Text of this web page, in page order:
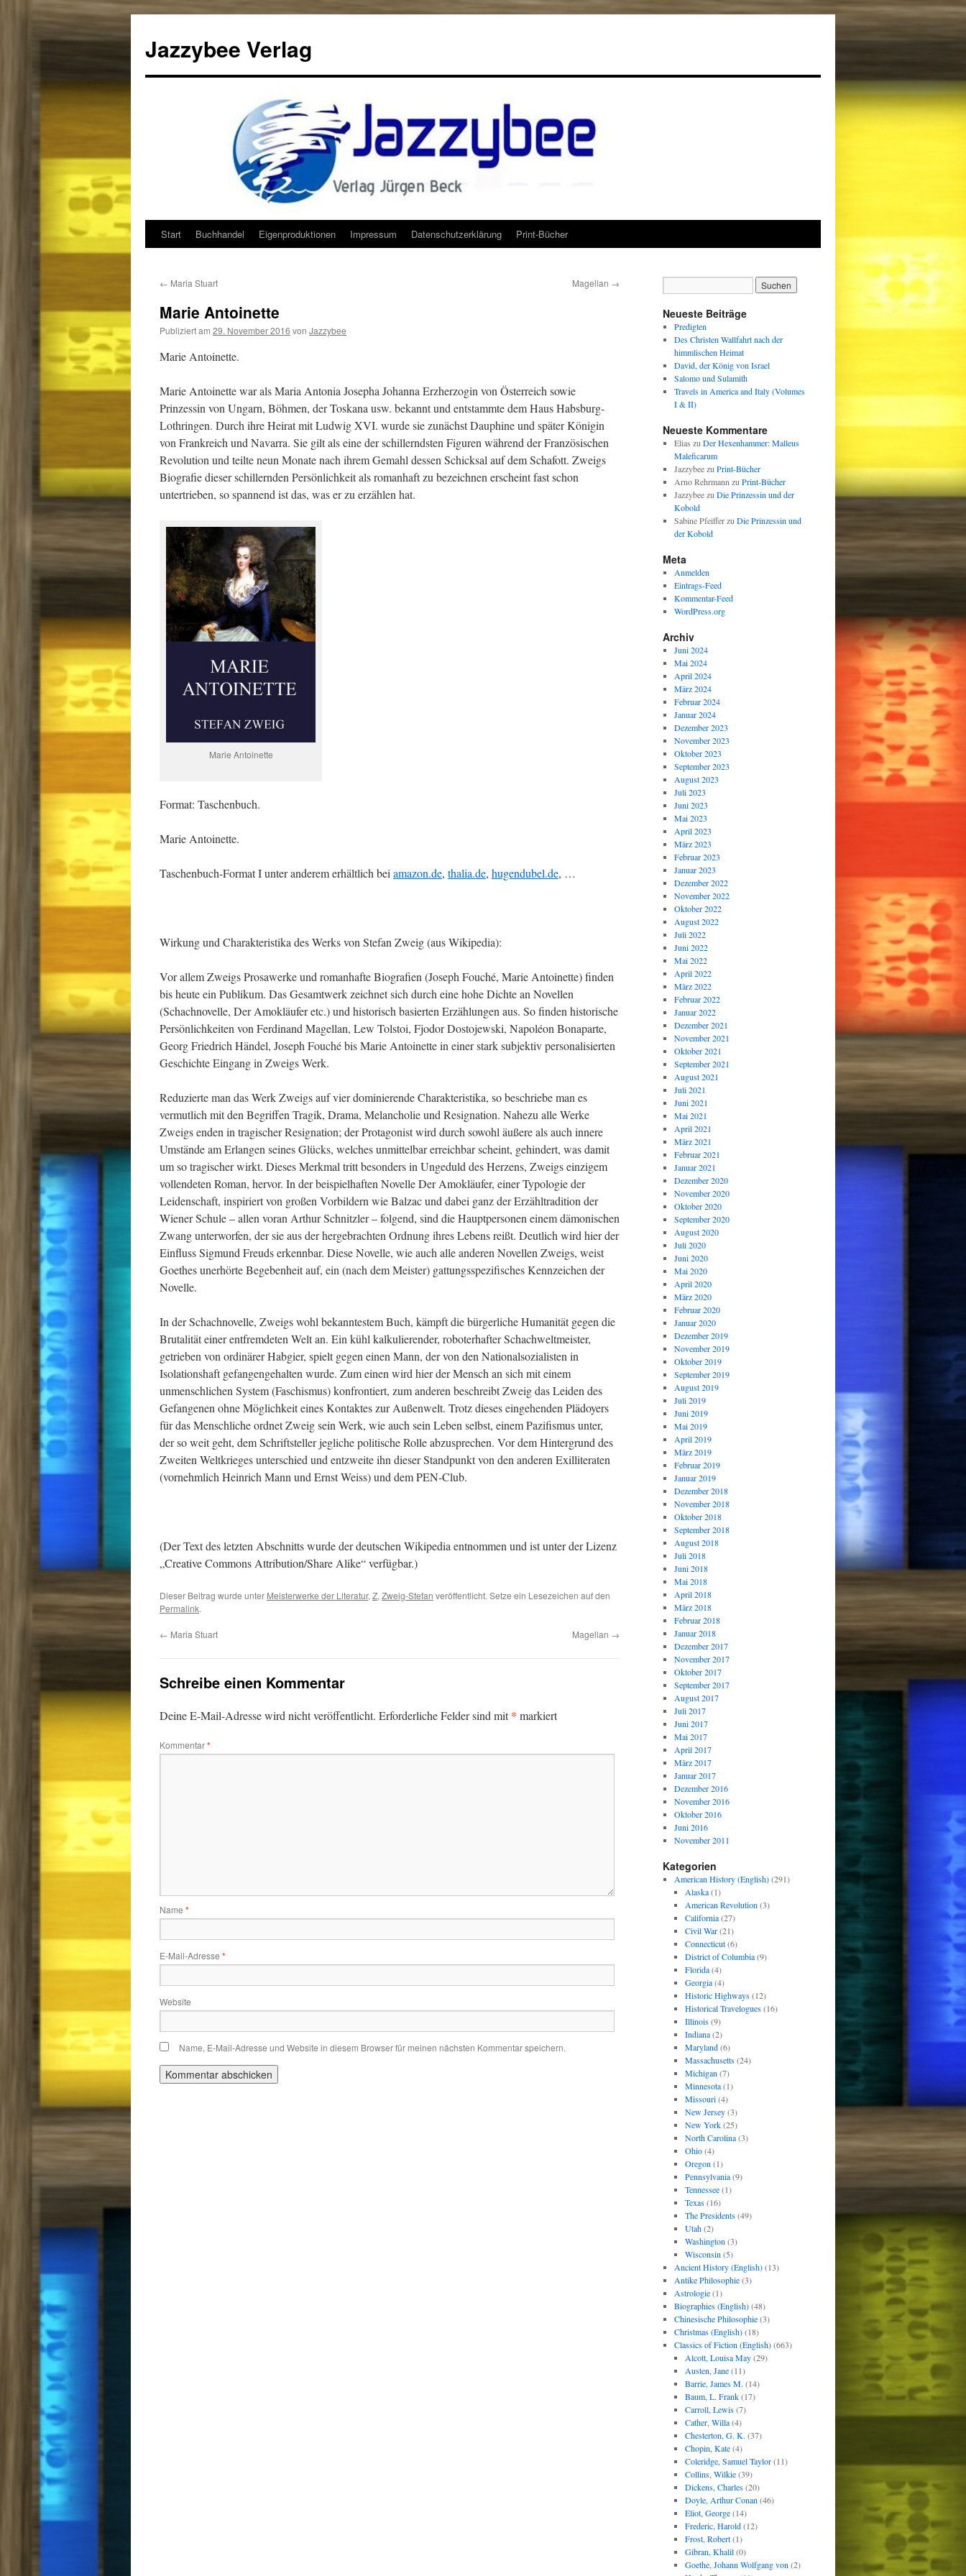
Jazzybee Verlag
Zum
springen
Start Buchhandel Eigenproduktionen Impressum Datenschutzerklärung Print-Bücher
← Maria Stuart Magellan →
Marie Antoinette
Publiziert am 29. November 2016 von Jazzybee
Marie Antoinette.
Marie Antoinette war als Maria Antonia Josepha Johanna Erzherzogin von Österreich sowie
Prinzessin von Ungarn, Böhmen, der Toskana usw. bekannt und entstammte dem Haus Habsburg-
Lothringen. Durch ihre Heirat mit Ludwig XVI. wurde sie zunächst Dauphine und später Königin
von Frankreich und Navarra. Sie gilt als eine der schillerndsten Figuren während der Französischen
Revolution und teilte neun Monate nach ihrem Gemahl dessen Schicksal auf dem Schafott. Zweigs
Biografie dieser schillernden Persönlichkeit als romanhaft zu bezeichnen erscheint fast schon
untertrieben, so spannend ist das, was er zu erzählen hat.
Marie Antoinette
Format: Taschenbuch.
Marie Antoinette.
Taschenbuch-Format I unter anderem erhältlich bei amazon.de, thalia.de, hugendubel.de, …
Wirkung und Charakteristika des Werks von Stefan Zweig (aus Wikipedia):
Vor allem Zweigs Prosawerke und romanhafte Biografien (Joseph Fouché, Marie Antoinette) finden
bis heute ein Publikum. Das Gesamtwerk zeichnet sich durch eine hohe Dichte an Novellen
(Schachnovelle, Der Amokläufer etc.) und historisch basierten Erzählungen aus. So finden historische
Persönlichkeiten von Ferdinand Magellan, Lew Tolstoi, Fjodor Dostojewski, Napoléon Bonaparte,
Georg Friedrich Händel, Joseph Fouché bis Marie Antoinette in einer stark subjektiv personalisierten
Geschichte Eingang in Zweigs Werk.
Reduzierte man das Werk Zweigs auf vier dominierende Charakteristika, so beschriebe man es
vermutlich mit den Begriffen Tragik, Drama, Melancholie und Resignation. Nahezu alle Werke
Zweigs enden in tragischer Resignation; der Protagonist wird durch sowohl äußere als auch innere
Umstände am Erlangen seines Glücks, welches unmittelbar erreichbar scheint, gehindert, was damit
um so tragischer wirkt. Dieses Merkmal tritt besonders in Ungeduld des Herzens, Zweigs einzigem
vollendeten Roman, hervor. In der beispielhaften Novelle Der Amokläufer, einer Typologie der
Leidenschaft, inspiriert von großen Vorbildern wie Balzac und dabei ganz der Erzähltradition der
Wiener Schule – allen voran Arthur Schnitzler – folgend, sind die Hauptpersonen einem dämonischen
Zwang unterworfen, der sie aus der hergebrachten Ordnung ihres Lebens reißt. Deutlich wird hier der
Einfluss Sigmund Freuds erkennbar. Diese Novelle, wie auch alle anderen Novellen Zweigs, weist
Goethes unerhörte Begebenheit auf, ein (nach dem Meister) gattungsspezifisches Kennzeichen der
Novelle.
In der Schachnovelle, Zweigs wohl bekanntestem Buch, kämpft die bürgerliche Humanität gegen die
Brutalität einer entfremdeten Welt an. Ein kühl kalkulierender, roboterhafter Schachweltmeister,
getrieben von ordinärer Habgier, spielt gegen einen Mann, der von den Nationalsozialisten in
Isolationshaft gefangengehalten wurde. Zum einen wird hier der Mensch an sich mit einem
unmenschlichen System (Faschismus) konfrontiert, zum anderen beschreibt Zweig das Leiden des
Gefangenen ohne Möglichkeit eines Kontaktes zur Außenwelt. Trotz dieses eingehenden Plädoyers
für das Menschliche ordnet Zweig sein Werk, wie auch sein Leben selbst, einem Pazifismus unter,
der so weit geht, dem Schriftsteller jegliche politische Rolle abzusprechen. Vor dem Hintergrund des
Zweiten Weltkrieges unterschied und entzweite ihn dieser Standpunkt von den anderen Exilliteraten
(vornehmlich Heinrich Mann und Ernst Weiss) und dem PEN-Club.
(Der Text des letzten Abschnitts wurde der deutschen Wikipedia entnommen und ist unter der Lizenz
„Creative Commons Attribution/Share Alike“ verfügbar.)
Dieser Beitrag wurde unter Meisterwerke der Literatur, Z, Zweig-Stefan veröffentlicht. Setze ein Lesezeichen auf den
Permalink.
← Maria Stuart Magellan →
Schreibe einen Kommentar
Deine E-Mail-Adresse wird nicht veröffentlicht. Erforderliche Felder sind mit* markiert
Kommentar*
Name *
E-Mail-Adresse *
Website
Name, E-Mail-Adresse und Website in diesem Browser für meinen nächsten Kommentar speichern.
Neueste Beiträge
Predigten
Des Christen Wallfahrt nach der
himmlischen Heimat
David, der König von Israel
Salomo und Sulamith
Travels in America and Italy (Volumes
I & II)
Neueste Kommentare
Elias zu Der Hexenhammer: Malleus
Maleficarum
Jazzybeezu Print-Bücher
Arno Rehrmann zu Print-Bücher
Jazzybeezu Die Prinzessin und der
Kobold
Sabine Pfeifferzu Die Prinzessin und
der Kobold
Meta
Anmelden
Eintrags-Feed
Kommentar-Feed
WordPress.org
Archiv
Juni 2024
Mai 2024
April 2024
März 2024
Februar 2024
Januar 2024
Dezember 2023
November 2023
Oktober 2023
September 2023
August 2023
Juli 2023
Juni 2023
Mai 2023
April 2023
März 2023
Februar 2023
Januar 2023
Dezember 2022
November 2022
Oktober 2022
August 2022
Juli 2022
Juni 2022
Mai 2022
April 2022
März 2022
Februar 2022
Januar 2022
Dezember 2021
November 2021
Oktober 2021
September 2021
August 2021
Juli 2021
Juni 2021
Mai 2021
April 2021
März 2021
Februar 2021
Januar 2021
Dezember 2020
November 2020
Oktober 2020
September 2020
August 2020
Juli 2020
Juni 2020
Mai 2020
April 2020
März 2020
Februar 2020
Januar 2020
Dezember 2019
November 2019
Oktober 2019
September 2019
August 2019
Juli 2019
Juni 2019
Mai 2019
April 2019
März 2019
Februar 2019
Januar 2019
Dezember 2018
November 2018
Oktober 2018
September 2018
August 2018
Juli 2018
Juni 2018
Mai 2018
April 2018
März 2018
Februar 2018
Januar 2018
Dezember 2017
November 2017
Oktober 2017
September 2017
August 2017
Juli 2017
Juni 2017
Mai 2017
April 2017
März 2017
Januar 2017
Dezember 2016
November 2016
Oktober 2016
Juni 2016
November 2011
Kategorien
American History (English)(291)
Alaska(1)
American Revolution (3)
California(27)
Civil War(21)
Connecticut(6)
District of Columbia(9)
Florida(4)
Georgia(4)
Historic Highways(12)
Historical Travelogues(16)
Illinois(9)
Indiana(2)
Maryland(6)
Massachusetts(24)
Michigan (7)
Minnesota(1)
Missouri(4)
New Jersey(3)
New York(25)
North Carolina(3)
Ohio(4)
Oregon (1)
Pennsylvania(9)
Tennessee(1)
Texas(16)
The Presidents(49)
Utah(2)
Washington (3)
Wisconsin (5)
Ancient History (English)(13)
Antike Philosophie(3)
Astrologie(1)
Biographies (English)(48)
Chinesische Philosophie(3)
Christmas (English)(18)
Classics of Fiction (English)(663)
Alcott, Louisa May(29)
Austen, Jane(11)
Barrie, James M. (14)
Baum, L. Frank(17)
Carroll, Lewis(7)
Cather, Willa(4)
Chesterton, G. K. (37)
Chopin, Kate(4)
Coleridge, Samuel Taylor(11)
Collins, Wilkie(39)
Dickens, Charles(20)
Doyle, Arthur Conan (46)
Eliot, George(14)
Frederic, Harold(12)
Frost, Robert(1)
Gibran, Khalil(0)
Goethe, Johann Wolfgang von (2)